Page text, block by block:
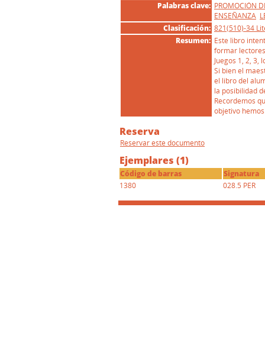
Palabras clave: PROMOCIÓN
ENSEÑANZA
Clasificación: 821(510)-34
Resumen: Este libro
formar
Juegos 1, 2, 3,
Si bien el
el libro del
la posibilidad
Recordemos
objetivo
Reserva
Reservar este documento
Ejemplares (1)
Código de barras
Signatura
1380
028.5 PER